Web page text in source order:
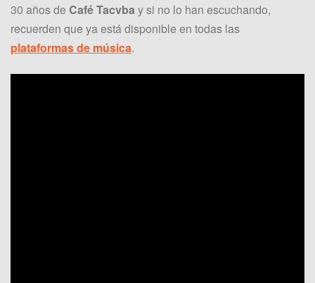
30 años de Café Tacvba y si no lo han escuchando,
recuerden que ya está disponible en todas las
plataformas de música.